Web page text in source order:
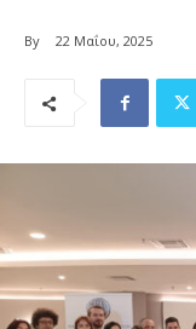
By 22 Μαΐου, 2025